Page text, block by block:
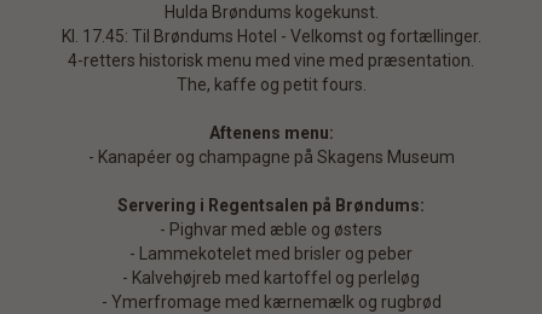
Hulda Brøndums kogekunst.
Kl. 17.45: Til Brøndums Hotel - Velkomst og fortællinger.
4-retters historisk menu med vine med præsentation.
The, kaffe og petit fours.
Aftenens menu:
- Kanapéer og champagne på Skagens Museum
Servering i Regentsalen på Brøndums:
- Pighvar med æble og østers
- Lammekotelet med brisler og peber
- Kalvehøjreb med kartoffel og perleløg
- Ymerfromage med kærnemælk og rugbrød